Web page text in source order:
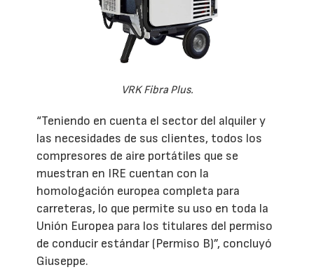
VRK Fibra Plus.
“Teniendo en cuenta el sector del alquiler y
las necesidades de sus clientes, todos los
compresores de aire portátiles que se
muestran en IRE cuentan con la
homologación europea completa para
carreteras, lo que permite su uso en toda la
Unión Europea para los titulares del permiso
de conducir estándar (Permiso B)”, concluyó
Giuseppe.